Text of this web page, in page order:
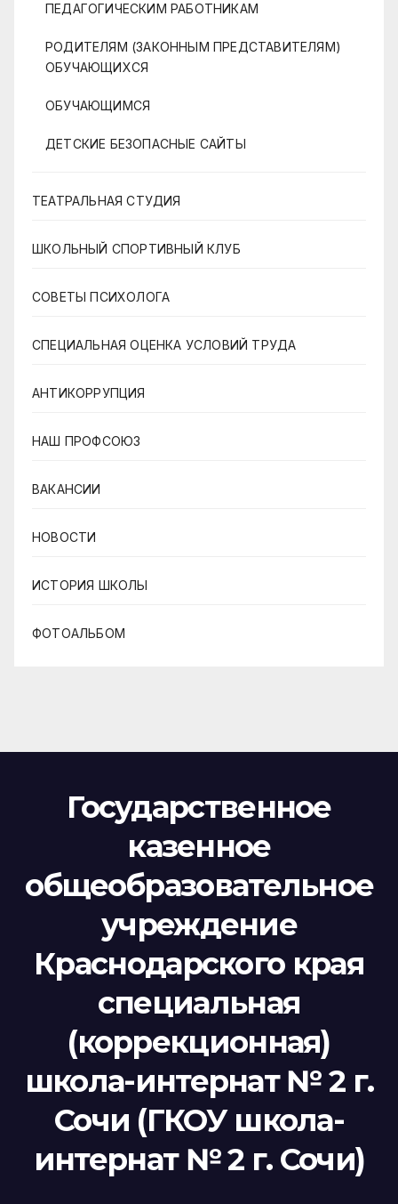
ПЕДАГОГИЧЕСКИМ РАБОТНИКАМ
РОДИТЕЛЯМ (ЗАКОННЫМ ПРЕДСТАВИТЕЛЯМ)
ОБУЧАЮЩИХСЯ
ОБУЧАЮЩИМСЯ
ДЕТСКИЕ БЕЗОПАСНЫЕ САЙТЫ
ТЕАТРАЛЬНАЯ СТУДИЯ
ШКОЛЬНЫЙ СПОРТИВНЫЙ КЛУБ
СОВЕТЫ ПСИХОЛОГА
СПЕЦИАЛЬНАЯ ОЦЕНКА УСЛОВИЙ ТРУДА
АНТИКОРРУПЦИЯ
НАШ ПРОФСОЮЗ
ВАКАНСИИ
НОВОСТИ
ИСТОРИЯ ШКОЛЫ
ФОТОАЛЬБОМ
Государственное
казенное
общеобразовательное
учреждение
Краснодарского края
специальная
(коррекционная)
школа-интернат № 2 г.
Сочи (ГКОУ школа-
интернат № 2 г. Сочи)